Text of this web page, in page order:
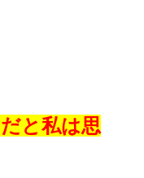
と私は思